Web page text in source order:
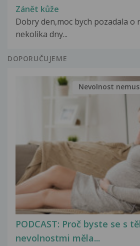
Zánět kůže
Dobry den,moc bych pozadala o
nekolika dny...
DOPORUČUJEME
PODCAST: Proč byste se s
nevolnostmi měla...
Nevolnost